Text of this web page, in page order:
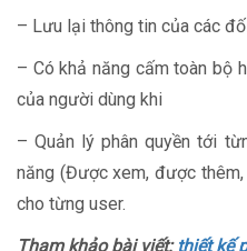
– Lưu lại thông tin của các
– Có khả năng cấm toàn bộ
của người dùng khi
– Quản lý phân quyền tới
năng (Được xem, được
cho từng user.
Tham khảo bài viết: thiết kế